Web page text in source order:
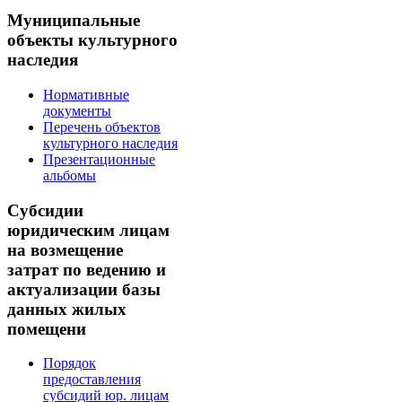
Муниципальные
объекты культурного
наследия
Нормативные
документы
Перечень объектов
культурного наследия
Презентационные
альбомы
Субсидии
юридическим лицам
на возмещение
затрат по ведению и
актуализации базы
данных жилых
помещени
Порядок
предоставления
субсидий юр. лицам